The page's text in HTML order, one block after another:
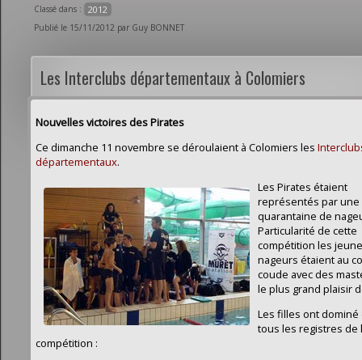
Classé dans : 2012
Publié le 15/11/2012 par Guy BONNET
Les Interclubs départementaux à Colomiers
Nouvelles victoires des Pirates
Ce dimanche 11 novembre se déroulaient à Colomiers les
départementaux.
Les Pirates étaient
représentés par une
quarantaine de
Particularité de cette
compétition les
nageurs étaient au
coude avec des
le plus grand plaisir
Les filles ont dominé
tous les registres de
compétition :